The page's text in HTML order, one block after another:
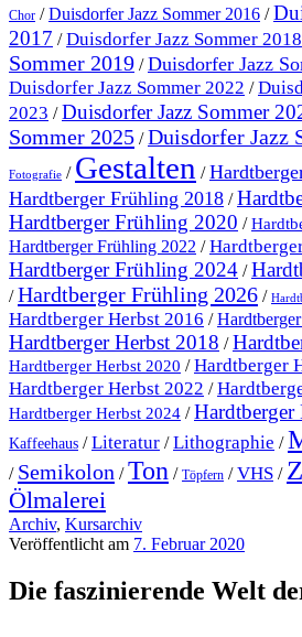
Chor /Duisdorfer Jazz Sommer 2016 /
2017 /Duisdorfer Jazz Sommer 2018
Sommer 2019 /Duisdorfer Jazz
Duisdorfer Jazz Sommer 2022 /
2023 /Duisdorfer Jazz Sommer
Sommer 2025 /Duisdorfer Jazz
Fotografie / Gestalten /
Hardtberger Frühling 2018 /
Hardtberger Frühling 2020 /
Hardtberger Frühling 2022 /
Hardtberger Frühling 2024 /
/Hardtberger Frühling 2026 /
Hardtberger Herbst 2016 /
Hardtberger Herbst 2018 /
Hardtberger Herbst 2020 /Hardtberger
Hardtberger Herbst 2022 /
Hardtberger Herbst 2024 /Hardtberger
Kaffeehaus /Literatur /Lithographie /
/ Semikolon /Ton / Töpfern /VHS /
Ölmalerei
Archiv, Kursarchiv
Veröffentlicht am 7. Februar 2020
Die faszinierende Welt